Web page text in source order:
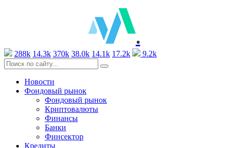
.
288k 14.3k 370k 38.0k 14.1k 17.2k 9.2k
Новости
Фондовый рынок
Фондовый рынок
Криптовалюты
Финансы
Банки
Финсектор
Кредиты